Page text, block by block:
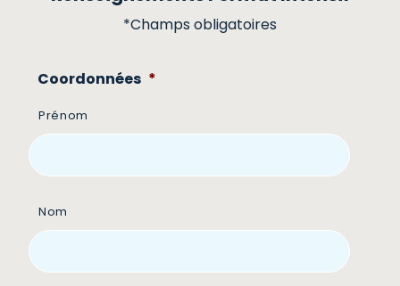
*Champs obligatoires
Coordonnées *
Prénom
Nom